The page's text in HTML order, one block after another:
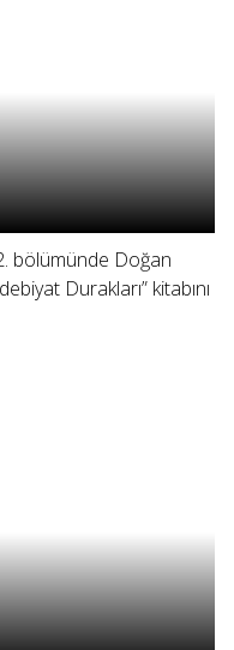
bölümünde Doğan
Durakları” kitabını